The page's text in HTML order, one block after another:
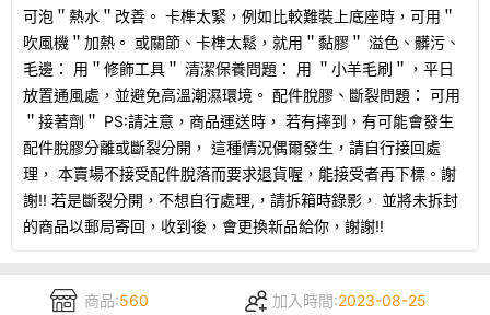
可泡＂熱水＂改善。 卡榫太緊，例如比較難裝上底座時，可用＂
吹風機＂加熱。 或關節、卡榫太鬆，就用＂黏膠＂ 溢色、髒污、
毛邊： 用＂修飾工具＂ 清潔保養問題： 用 ＂小羊毛刷＂，平日
放置通風處，並避免高溫潮濕環境。 配件脫膠、斷裂問題： 可用
＂接著劑＂ PS:請注意，商品運送時， 若有摔到，有可能會發生
配件脫膠分離或斷裂分開， 這種情況偶爾發生，請自行接回處
理， 本賣場不接受配件脫落而要求退貨喔，能接受者再下標。謝
謝!! 若是斷裂分開，不想自行處理,，請拆箱時錄影， 並將未拆封
的商品以郵局寄回，收到後，會更換新品給你，謝謝!!
商品:560 加入時間:2023-08-25